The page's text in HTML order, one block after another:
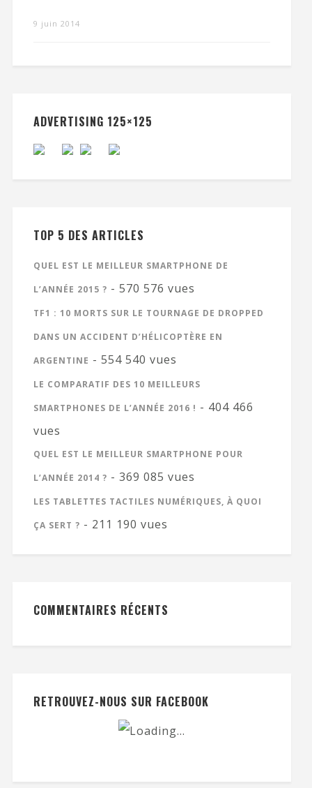
9 juin 2014
ADVERTISING 125×125
TOP 5 DES ARTICLES
QUEL EST LE MEILLEUR SMARTPHONE DE
L’ANNÉE 2015 ? - 570 576 vues
TF1 : 10 MORTS SUR LE TOURNAGE DE DROPPED
DANS UN ACCIDENT D’HÉLICOPTÈRE EN
ARGENTINE - 554 540 vues
LE COMPARATIF DES 10 MEILLEURS
SMARTPHONES DE L’ANNÉE 2016 ! - 404 466
vues
QUEL EST LE MEILLEUR SMARTPHONE POUR
L’ANNÉE 2014 ? - 369 085 vues
LES TABLETTES TACTILES NUMÉRIQUES, À QUOI
ÇA SERT ? - 211 190 vues
COMMENTAIRES RÉCENTS
RETROUVEZ-NOUS SUR FACEBOOK